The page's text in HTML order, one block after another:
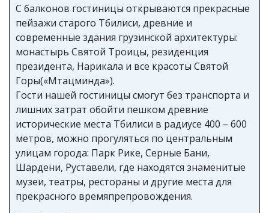
пейзажи старого Тбилиси, древние и
современные здания грузинской архитектуры:
монастырь Святой Троицы, резиденция
президента, Нарикала и все красоты Святой
Горы(«Мтацминда»).
Гости нашей гостиницы смогут без транспорта и
лишних затрат обойти пешком древние
исторические места Тбилиси в радиусе 400 – 600
метров, можно прогуляться по центральным
улицам города: Парк Рике, Серные Бани,
Шардени, Руставели, где находятся знаменитыe
музеи, театры, рестораны и другие места для
прекрасного времяпрепровождения.
Hotel Armazi Palace